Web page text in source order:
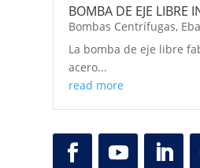
BOMBA DE EJE LIBRE
Bombas Centrífugas,
La bomba de eje libre
acero...
read more